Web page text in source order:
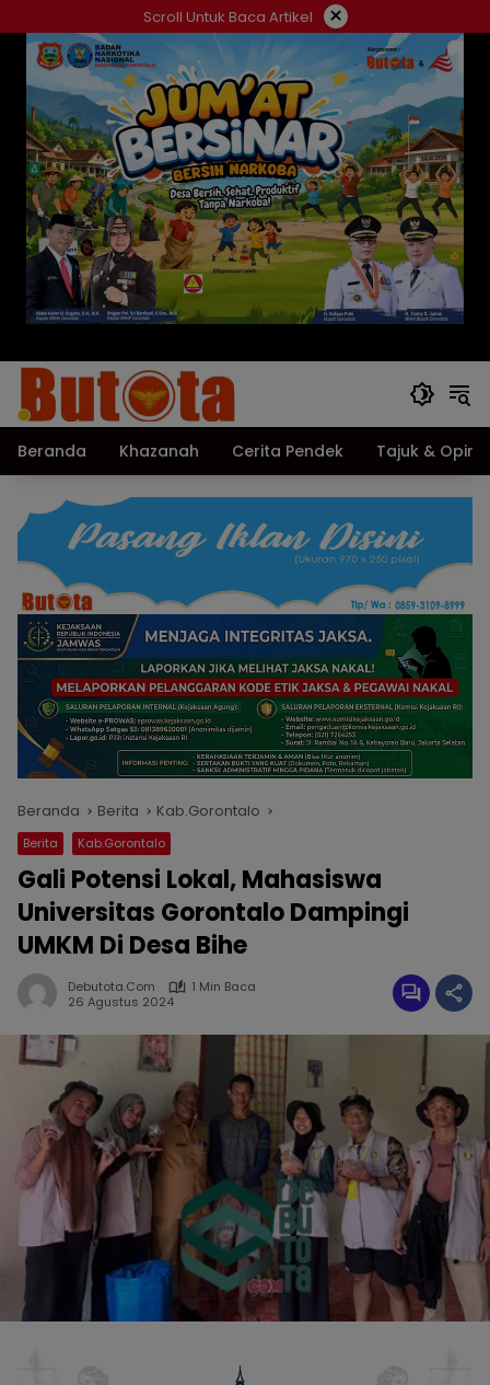
ke
konten
Scroll Untuk Baca Artikel ×
Beranda Khazanah Cerita Pendek Tajuk & Opini
Beranda Berita Kab.Gorontalo
Berita Kab.Gorontalo
Gali Potensi Lokal, Mahasiswa
Universitas Gorontalo Dampingi
UMKM Di Desa Bihe
Debutota.com
1 Min Baca
26 Agustus 2024